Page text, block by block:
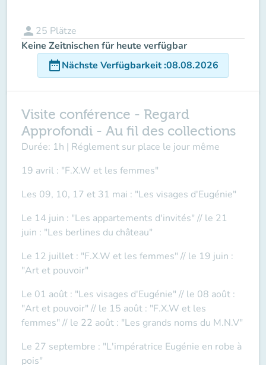
person 25 Plätze
Keine Zeitnischen für heute verfügbar
date_rangeNächste Verfügbarkeit:08.08.2026
Visite conférence - Regard
Approfondi - Au fil des collections
Durée: 1h | Réglement sur place le jour même
19 avril : "F.X.W et les femmes"
Les 09, 10, 17 et 31 mai : "Les visages d'Eugénie"
Le 14 juin : "Les appartements d'invités" // le 21
juin : "Les berlines du château"
Le 12 juillet : "F.X.W et les femmes" // le 19 juin :
"Art et pouvoir"
Le 01 août : "Les visages d'Eugénie" // le 08 août :
"Art et pouvoir" // le 15 août : "F.X.W et les
femmes" // le 22 août : "Les grands noms du M.N.V"
Le 27 septembre : "L'impératrice Eugénie en robe à
pois"